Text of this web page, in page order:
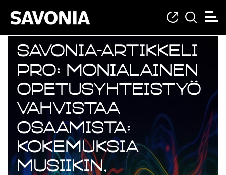
Savonia-artikkeli
Pro: Monialainen
opetusyhteistyö
vahvistaa
osaamista:
kokemuksia
musiikin,